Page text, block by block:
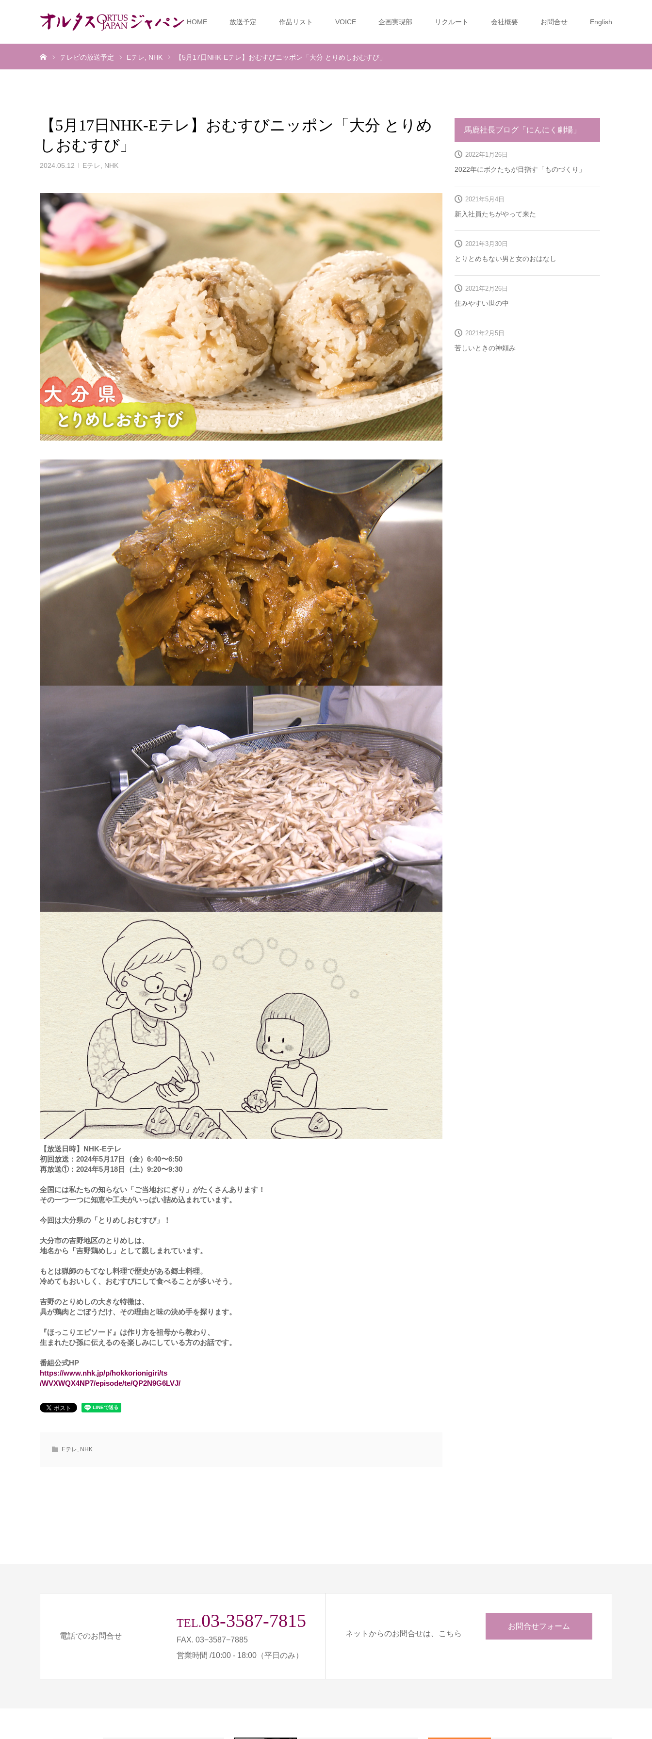
HOME 放送予定 作品リスト VOICE 企画実現部 リクルート 会社概要 お問合せ English
テレビの放送予定 Eテレ NHK 【5月17日NHK-Eテレ】おむすびニッポン「大分 とりめしおむすび」
【5月17日NHK-Eテレ】おむすびニッポン「大分 とりめ
しおむすび」
2024.05.12 Eテレ NHK
【放送日時】NHK-Eテレ
初回放送 ： 2024年5月17日（金）6:40〜6:50
再放送①： 2024年5月18日（土）9:20〜9:30
全国には私たちの知らない「ご当地おにぎり」がたくさんあります！
その一つ一つに知恵や工夫がいっぱい詰め込まれています。
今回は大分県の「とりめしおむすび」！
大分市の吉野地区のとりめしは、
地名から「吉野鶏めし」として親しまれています。
もとは猟師のもてなし料理で歴史がある郷土料理。
冷めてもおいしく、おむすびにして食べることが多いそう。
吉野のとりめしの大きな特徴は、
具が鶏肉とごぼうだけ、その理由と味の決め手を探ります。
『ほっこりエピソード』は作り方を祖母から教わり、
生まれたひ孫に伝えるのを楽しみにしている方のお話です。
番組公式HP
https://www.nhk.jp/p/hokkorionigiri/ts
/WVXWQX4NP7/episode/te/QP2N9G6LVJ/
Eテレ, NHK
馬鹿社長ブログ「にんにく劇場」
2022年にボクたちが目指す「ものづくり」
2022年1月26日
新入社員たちがやって来た
2021年5月4日
とりとめもない男と女のおはなし
2021年3月30日
住みやすい世の中
2021年2月26日
苦しいときの神頼み
2021年2月5日
電話でのお問合せ
TEL.03-3587-7815
FAX. 03−3587−7885
営業時間 /10:00 - 18:00（平日のみ）
ネットからのお問合せは、こちら
お問合せフォーム